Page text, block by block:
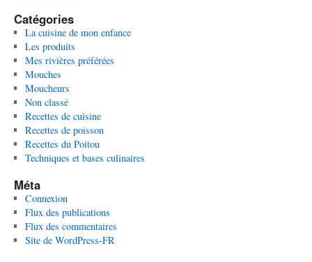
Catégories
La cuisine de mon enfance
Les produits
Mes rivières préférées
Mouches
Moucheurs
Non classé
Recettes de cuisine
Recettes de poisson
Recettes du Poitou
Techniques et bases culinaires
Méta
Connexion
Flux des publications
Flux des commentaires
Site de WordPress-FR